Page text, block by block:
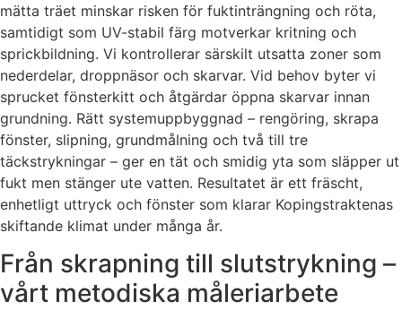
mätta träet minskar risken för fuktinträngning och röta,
samtidigt som UV-stabil färg motverkar kritning och
sprickbildning. Vi kontrollerar särskilt utsatta zoner som
nederdelar, droppnäsor och skarvar. Vid behov byter vi
sprucket fönsterkitt och åtgärdar öppna skarvar innan
grundning. Rätt systemuppbyggnad – rengöring, skrapa
fönster, slipning, grundmålning och två till tre
täckstrykningar – ger en tät och smidig yta som släpper ut
fukt men stänger ute vatten. Resultatet är ett fräscht,
enhetligt uttryck och fönster som klarar Kopingstraktenas
skiftande klimat under många år.
Från skrapning till slutstrykning –
vårt metodiska måleriarbete